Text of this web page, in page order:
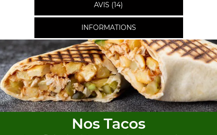
AVIS (14)
INFORMATIONS
Nos Tacos